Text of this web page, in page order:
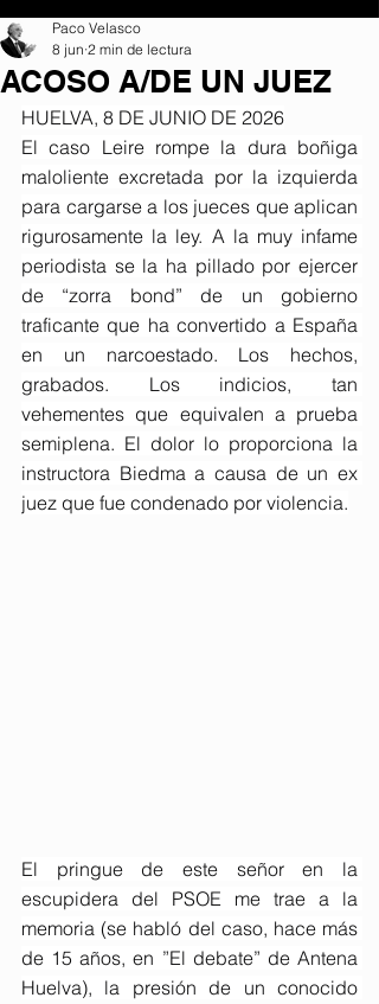
ACOSO A/DE UN JUEZ
Paco Velasco
8 jun 2 min de lectura
HUELVA, 8 DE JUNIO DE 2026
El caso Leire rompe la dura boñiga
maloliente excretada por la izquierda
para cargarse a los jueces que aplican
rigurosamente la ley. A la muy infame
periodista se la ha pillado por ejercer
de “zorra bond” de un gobierno
traficante que ha convertido a España
en un narcoestado. Los hechos,
grabados. Los indicios, tan
vehementes que equivalen a prueba
semiplena. El dolor lo proporciona la
instructora Biedma a causa de un ex
juez que fue condenado por violencia.
El pringue de este señor en la
escupidera del PSOE me trae a la
memoria (se habló del caso, hace más
de 15 años, en ”El debate” de Antena
Huelva), la presión de un conocido